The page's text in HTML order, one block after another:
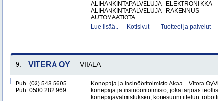
ALIHANKINTAPALVELUJA - ELEKTRONIIKKA
ALIHANKINTAPALVELUJA - RAKENNUS
AUTOMAATIOTA..
Lue lisää..
Kotisivut Tuotteet ja palvelut
9. VITERA OY VIIALA
Puh. (03) 543 5695
Puh. 0500 282 969
Konepaja ja insinööritoimisto Akaa – Vitera
konepaja ja insinööritoimisto, joka tarjoaa
konepajavalmistuksen, konesuunnittelun,